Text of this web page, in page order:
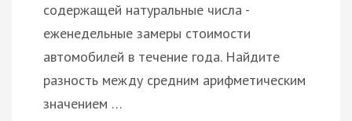
содержащей натуральные числа -
еженедельные замеры стоимости
автомобилей в течение года. Найдите
разность между средним арифметическим
значением …